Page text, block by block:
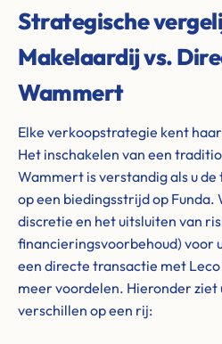
Strategische
Makelaardij vs.
Wammert
Elke verkoopstrategie kent
Het inschakelen van een
Wammert is verstandig als u
op een biedingsstrijd op Funda.
discretie en het uitsluiten van
financieringsvoorbehoud) voor
een directe transactie met
meer voordelen. Hieronder ziet
verschillen op een rij: